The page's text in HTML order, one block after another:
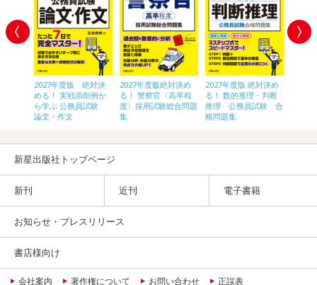
2027年度版 絶対決
める！ 実戦添削例か
ら学ぶ 公務員試験
論文・作文
2027年度版絶対決め
る！ 警察官〈高卒程
度〉採用試験総合問題
集
2027年度版 絶対決め
る！ 数的推理・判断
推理 公務員試験 合
格問題集
新星出版社トップページ
新刊 近刊 電子書籍
お知らせ・プレスリリース
書店様向け
会社案内 著作権について お問い合わせ 正誤表